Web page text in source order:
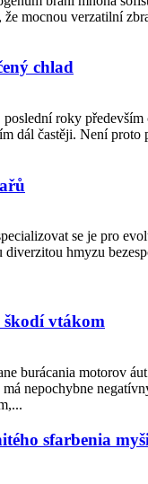
že mocnou verzatilní
chlad
roky především
dál častěji. Není proto
se je pro
hmyzu
vtákom
burácania motorov
nepochybne
sfarbenia